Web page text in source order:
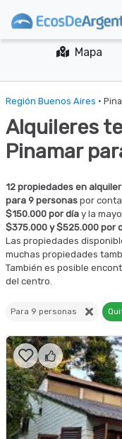
Mapa
Región Buenos Aires ·
Alquileres
Pinamar
12 propiedades en
para 9 personas por
$150.000 por día y la
$375.000 y $525.000 por
Las propiedades
muchas propiedades
También es posible
del centro.
Para 9 personas